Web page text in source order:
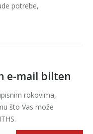
potrebe,
e-mail bilten
rokovima,
što Vas može